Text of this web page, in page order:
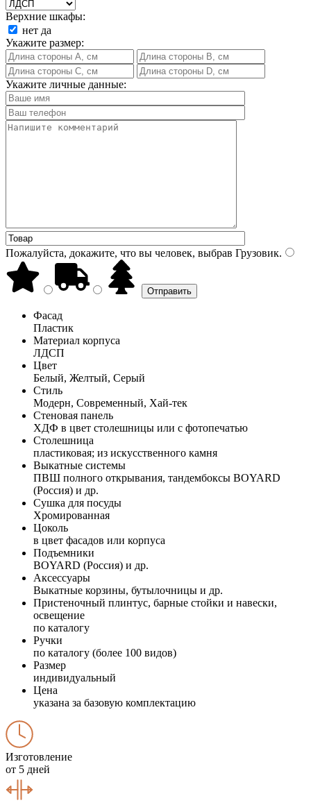
Верхние шкафы:
нет да
Укажите размер:
Укажите личные данные:
Пожалуйста, докажите, что вы человек, выбрав Грузовик.
Фасад
Пластик
Материал корпуса
ЛДСП
Цвет
Белый, Желтый, Серый
Стиль
Модерн, Современный, Хай-тек
Стеновая панель
ХДФ в цвет столешницы или с фотопечатью
Столешница
пластиковая; из искусственного камня
Выкатные системы
ПВШ полного открывания, тандембоксы BOYARD
(Россия) и др.
Сушка для посуды
Хромированная
Цоколь
в цвет фасадов или корпуса
Подъемники
BOYARD (Россия) и др.
Аксессуары
Выкатные корзины, бутылочницы и др.
Пристеночный плинтус, барные стойки и навески,
освещение
по каталогу
Ручки
по каталогу (более 100 видов)
Размер
индивидуальный
Цена
указана за базовую комплектацию
Изготовление
от 5 дней